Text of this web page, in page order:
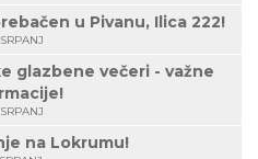
u Pivanu, Ilica 222!
glazbene večeri - važne
na Lokrumu!